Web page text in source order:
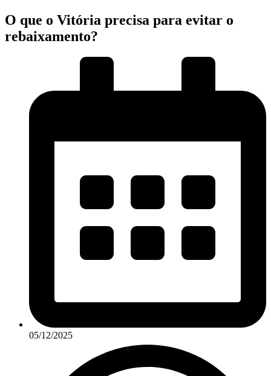
O que o Vitória precisa para evitar o
rebaixamento?
05/12/2025